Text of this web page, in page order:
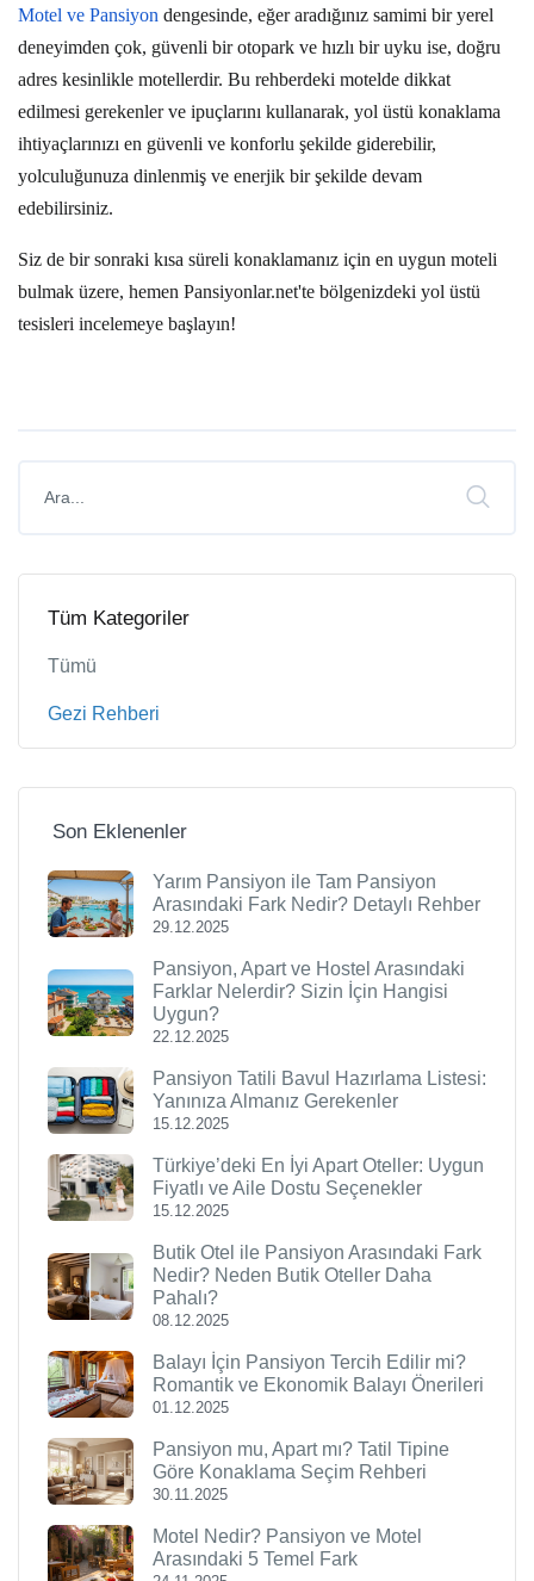
Motel ve Pansiyon dengesinde, eğer aradığınız samimi bir yerel
deneyimden çok, güvenli bir otopark ve hızlı bir uyku ise, doğru
adres kesinlikle motellerdir. Bu rehberdeki motelde dikkat
edilmesi gerekenlerve ipuçlarını kullanarak, yol üstü konaklama
ihtiyaçlarınızı en güvenli ve konforlu şekilde giderebilir,
yolculuğunuza dinlenmiş ve enerjik bir şekilde devam
edebilirsiniz.
Siz de bir sonraki kısa süreli konaklamanız için en uygun moteli
bulmak üzere, hemen Pansiyonlar.net'te bölgenizdeki yol üstü
tesisleri incelemeye başlayın!
Tüm Kategoriler
Tümü
Gezi Rehberi
Son Eklenenler
Yarım Pansiyon ile Tam Pansiyon
Arasındaki Fark Nedir? Detaylı Rehber
29.12.2025
Pansiyon, Apart ve Hostel Arasındaki
Farklar Nelerdir? Sizin İçin Hangisi
Uygun?
22.12.2025
Pansiyon Tatili Bavul Hazırlama Listesi:
Yanınıza Almanız Gerekenler
15.12.2025
Türkiye’deki En İyi Apart Oteller: Uygun
Fiyatlı ve Aile Dostu Seçenekler
15.12.2025
Butik Otel ile Pansiyon Arasındaki Fark
Nedir? Neden Butik Oteller Daha
Pahalı?
08.12.2025
Balayı İçin Pansiyon Tercih Edilir mi?
Romantik ve Ekonomik Balayı Önerileri
01.12.2025
Pansiyon mu, Apart mı? Tatil Tipine
Göre Konaklama Seçim Rehberi
30.11.2025
Motel Nedir? Pansiyon ve Motel
Arasındaki 5 Temel Fark